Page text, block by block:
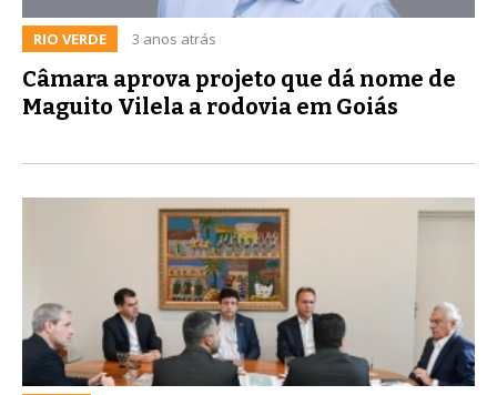
RIO VERDE 3 anos atrás
Câmara aprova projeto que dá nome de
Maguito Vilela a rodovia em Goiás